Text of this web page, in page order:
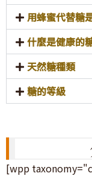
用蜂蜜代替糖
什麼是健康的
天然糖種類
糖的等級
[wpp